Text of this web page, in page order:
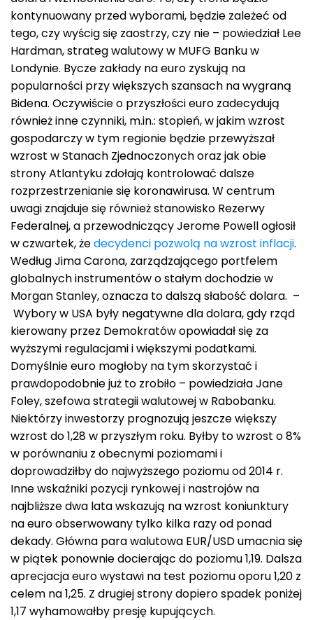
kontynuowany przed wyborami, będzie zależeć od
tego, czy wyścig się zaostrzy, czy nie – powiedział Lee
Hardman, strateg walutowy w MUFG Banku w
Londynie. Bycze zakłady na euro zyskują na
popularności przy większych szansach na wygraną
Bidena. Oczywiście o przyszłości euro zadecydują
również inne czynniki, m.in.: stopień, w jakim wzrost
gospodarczy w tym regionie będzie przewyższał
wzrost w Stanach Zjednoczonych oraz jak obie
strony Atlantyku zdołają kontrolować dalsze
rozprzestrzenianie się koronawirusa. W centrum
uwagi znajduje się również stanowisko Rezerwy
Federalnej, a przewodniczący Jerome Powell ogłosił
w czwartek, żedecydenci pozwolą na wzrost inflacji.
Według Jima Carona, zarządzającego portfelem
globalnych instrumentów o stałym dochodzie w
Morgan Stanley, oznacza to dalszą słabość dolara. –
Wybory w USA były negatywne dla dolara, gdy rząd
kierowany przez Demokratów opowiadał się za
wyższymi regulacjami i większymi podatkami.
Domyślnie euro mogłoby na tym skorzystać i
prawdopodobnie już to zrobiło – powiedziała Jane
Foley, szefowa strategii walutowej w Rabobanku.
Niektórzy inwestorzy prognozują jeszcze większy
wzrost do 1,28 w przyszłym roku. Byłby to wzrost o 8%
w porównaniu z obecnymi poziomami i
doprowadziłby do najwyższego poziomu od 2014 r.
Inne wskaźniki pozycji rynkowej i nastrojów na
najbliższe dwa lata wskazują na wzrost koniunktury
na euro obserwowany tylko kilka razy od ponad
dekady. Główna para walutowa EUR/USD umacnia się
w piątek ponownie docierając do poziomu 1,19. Dalsza
aprecjacja euro wystawi na test poziomu oporu 1,20 z
celem na 1,25. Z drugiej strony dopiero spadek poniżej
1,17 wyhamowałby presję kupujących.